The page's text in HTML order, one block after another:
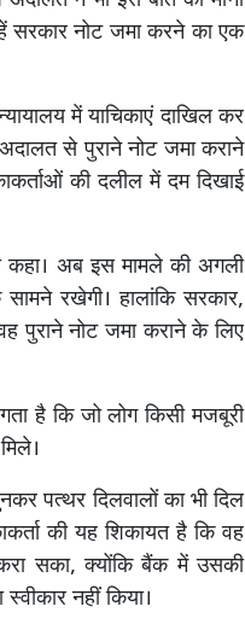
सरकार नोट जमा करने का एक
में याचिकाएं दाखिल कर
से पुराने नोट जमा कराने
की दलील में दम दिखाई
अब इस मामले की अगली
रखेगी। हालांकि सरकार,
पुराने नोट जमा कराने के लिए
है कि जो लोग किसी मजबूरी
पत्थर दिलवालों का भी दिल
की यह शिकायत है कि वह
सका, क्योंकि बैंक में उसकी
नहीं किया।